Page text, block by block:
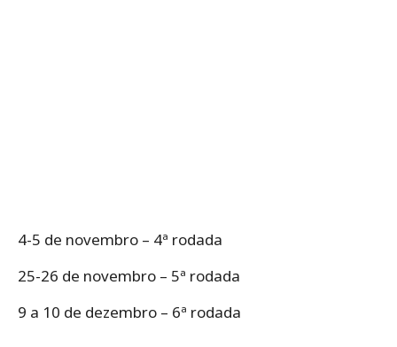
4-5 de novembro – 4ª rodada
25-26 de novembro – 5ª rodada
9 a 10 de dezembro – 6ª rodada